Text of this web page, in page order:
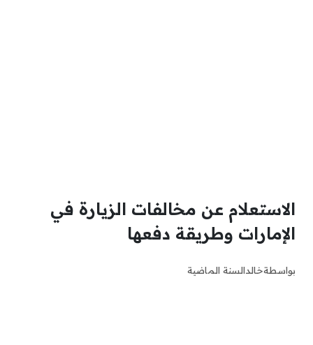
الاستعلام عن مخالفات الزيارة في
الإمارات وطريقة دفعها
بواسطةخالدالسنة الماضية